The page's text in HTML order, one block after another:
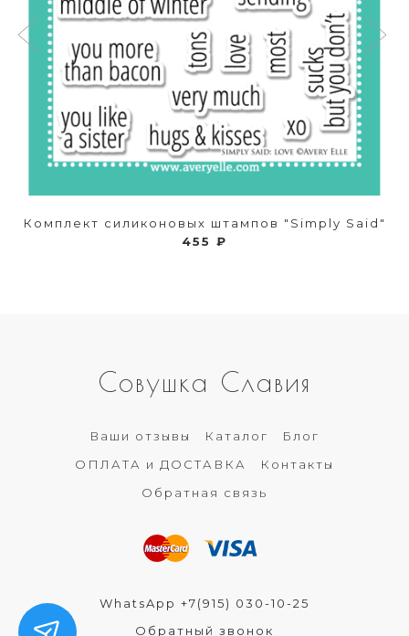
Комплект силиконовых штампов "Simply Said"
455 ₽
Совушка Славия
Ваши отзывы Каталог
Блог
ОПЛАТА и ДОСТАВКА
Контакты
Обратная связь
WhatsApp +7(915) 030-10-25
Обратный звонок